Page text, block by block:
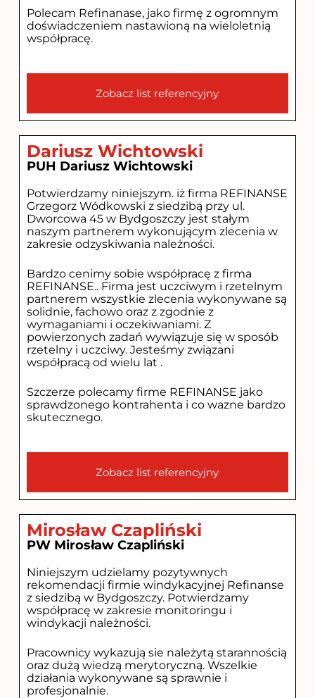
Polecam Refinanase, jako firmę z ogromnym
doświadczeniem nastawioną na wieloletnią
współpracę.
Zobacz list referencyjny
Dariusz Wichtowski
PUH Dariusz Wichtowski
Potwierdzamy niniejszym. iż firma REFINANSE
Grzegorz Wódkowski z siedzibą przy ul.
Dworcowa 45 w Bydgoszczy jest stałym
naszym partnerem wykonującym zlecenia w
zakresie odzyskiwania należności.
Bardzo cenimy sobie współpracę z firma
REFINANSE.. Firma jest uczciwym i rzetelnym
partnerem wszystkie zlecenia wykonywane są
solidnie, fachowo oraz z zgodnie z
wymaganiami i oczekiwaniami. Z
powierzonych zadań wywiązuje się w sposób
rzetelny i uczciwy. Jesteśmy związani
współpracą od wielu lat .
Szczerze polecamy firme REFINANSE jako
sprawdzonego kontrahenta i co wazne bardzo
skutecznego.
Zobacz list referencyjny
Mirosław Czapliński
PW Mirosław Czapliński
Niniejszym udzielamy pozytywnych
rekomendacji firmie windykacyjnej Refinanse
z siedzibą w Bydgoszczy. Potwierdzamy
współpracę w zakresie monitoringu i
windykacji należności.
Pracownicy wykazują sie należytą starannością
oraz dużą wiedzą merytoryczną. Wszelkie
działania wykonywane są sprawnie i
profesjonalnie.